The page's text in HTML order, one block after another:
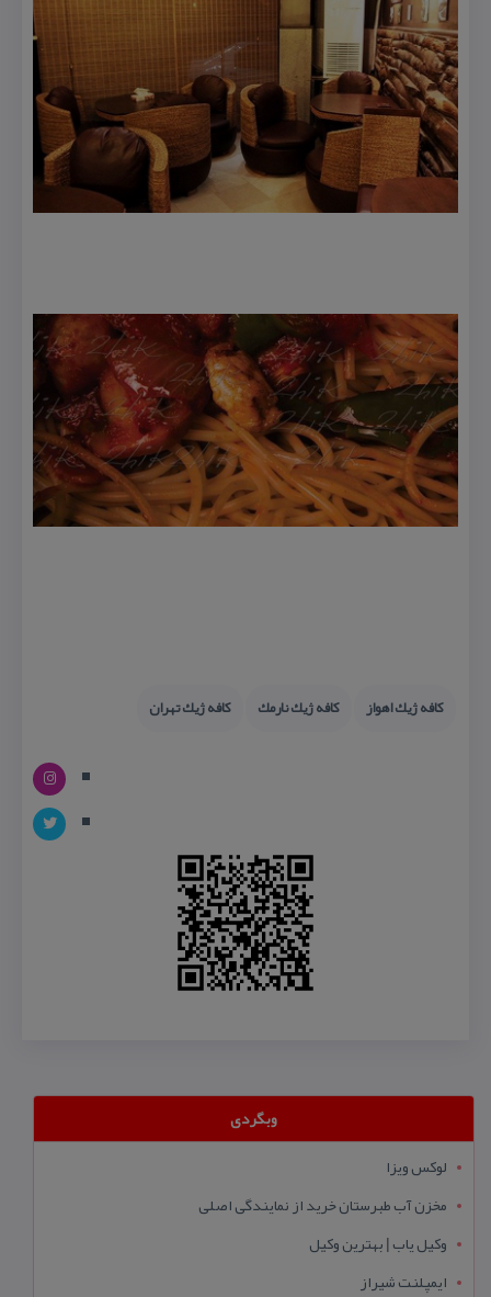
كافه ژیك اهواز كافه ژیك نارمك كافه ژیك تهران
وبگردی
لوکس ویزا
مخزن آب طبرستان خرید از نمایندگی اصلی
وکیل یاب | بهترین وکیل
ایمپلنت شیراز